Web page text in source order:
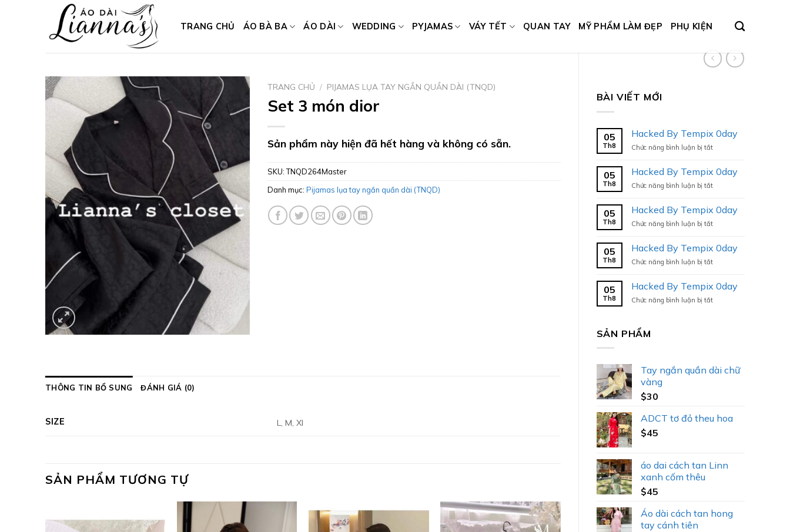
TRANG CHỦ ÁO BÀ BA ÁO DÀI WEDDING PYJAMAS VÁY TẾT QUAN TAY MỸ PHẨM LÀM ĐẸP PHỤ KIỆN
BÀI VIẾT MỚI
05
Th8
Hacked By Tempix 0day
Chức năng bình luận bị tắtở
Tempix
0day
05
Th8
Hacked By Tempix 0day
Chức năng bình luận bị tắtở
Tempix
0day
05
Th8
Hacked By Tempix 0day
Chức năng bình luận bị tắtở
Tempix
0day
05
Th8
Hacked By Tempix 0day
Chức năng bình luận bị tắtở
Tempix
0day
05
Th8
Hacked By Tempix 0day
Chức năng bình luận bị tắtở
SẢN PHẨM
Tay ngắn quần dài chữ
vàng
$30
ADCT tơ đỏ theu hoa
$45
áo dai cách tan Linn
xanh cốm thêu
$45
Áo dài cách tan hong
tay cánh tiên
TRANG CHỦ / PIJAMAS LỤA TAY NGẮN QUẦN DÀI (TNQD)
Set 3 món dior
Sản phẩm này hiện đã hết hàng và không có sẵn.
SKU:TNQD264Master
Danh mục: Pijamas lụa tay ngắn quần dài (TNQD)
THÔNG TIN BỔ SUNG ĐÁNH GIÁ (0)
SIZE L, M, Xl
SẢN PHẨM TƯƠNG TỰ